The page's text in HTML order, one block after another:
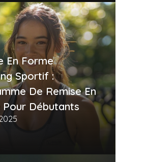
En Forme
Sportif :
De Remise En
Débutants